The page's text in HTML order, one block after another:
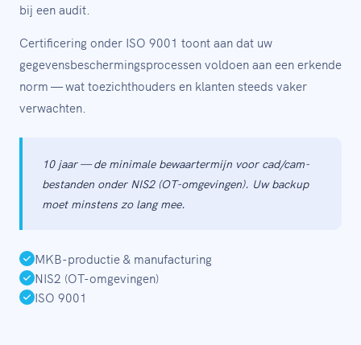
bij een audit.
Certificering onder ISO 9001 toont aan dat uw
gegevensbeschermingsprocessen voldoen aan een erkende
norm — wat toezichthouders en klanten steeds vaker
verwachten.
10 jaar — de minimale bewaartermijn voor cad/cam-
bestanden onder NIS2 (OT-omgevingen). Uw backup
moet minstens zo lang mee.
MKB-productie & manufacturing
NIS2 (OT-omgevingen)
ISO 9001